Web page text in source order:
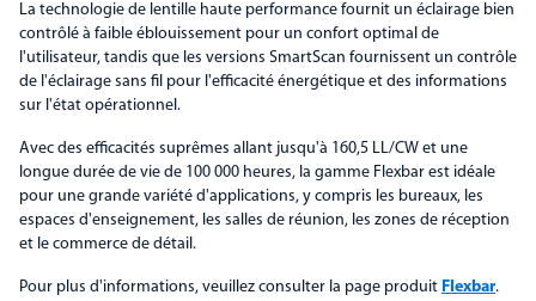
La technologie de lentille haute performance fournit un éclairage bien
contrôlé à faible éblouissement pour un confort optimal de
l'utilisateur, tandis que les versions SmartScan fournissent un contrôle
de l'éclairage sans fil pour l'efficacité énergétique et des informations
sur l'état opérationnel.
Avec des efficacités suprêmes allant jusqu'à 160,5 LL/CW et une
longue durée de vie de 100 000 heures, la gamme Flexbar est idéale
pour une grande variété d'applications, y compris les bureaux, les
espaces d'enseignement, les salles de réunion, les zones de réception
et le commerce de détail.
Pour plus d'informations, veuillez consulter la page produit Flexbar.